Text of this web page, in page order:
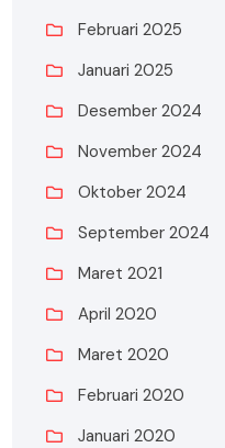
Februari 2025
Januari 2025
Desember 2024
November 2024
Oktober 2024
September 2024
Maret 2021
April 2020
Maret 2020
Februari 2020
Januari 2020